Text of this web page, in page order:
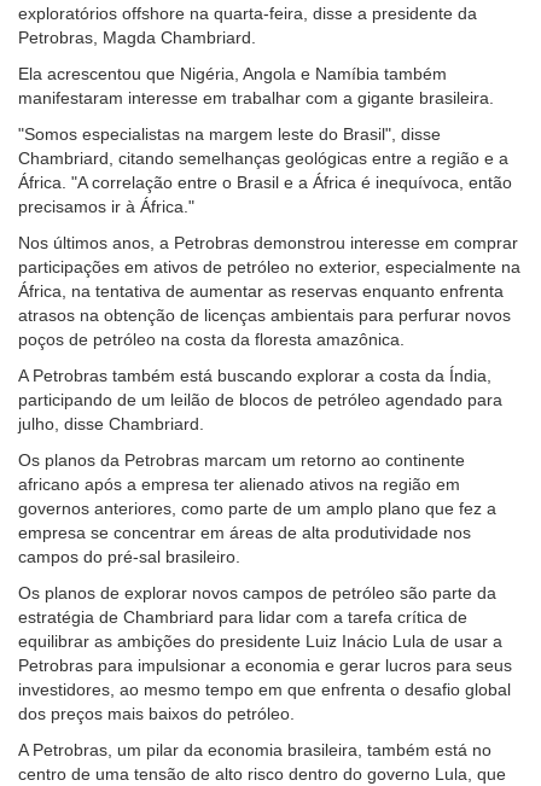
exploratórios offshore na quarta-feira, disse a presidente da
Petrobras, Magda Chambriard.
Ela acrescentou que Nigéria, Angola e Namíbia também
manifestaram interesse em trabalhar com a gigante brasileira.
"Somos especialistas na margem leste do Brasil", disse
Chambriard, citando semelhanças geológicas entre a região e a
África. "A correlação entre o Brasil e a África é inequívoca, então
precisamos ir à África."
Nos últimos anos, a Petrobras demonstrou interesse em comprar
participações em ativos de petróleo no exterior, especialmente na
África, na tentativa de aumentar as reservas enquanto enfrenta
atrasos na obtenção de licenças ambientais para perfurar novos
poços de petróleo na costa da floresta amazônica.
A Petrobras também está buscando explorar a costa da Índia,
participando de um leilão de blocos de petróleo agendado para
julho, disse Chambriard.
Os planos da Petrobras marcam um retorno ao continente
africano após a empresa ter alienado ativos na região em
governos anteriores, como parte de um amplo plano que fez a
empresa se concentrar em áreas de alta produtividade nos
campos do pré-sal brasileiro.
Os planos de explorar novos campos de petróleo são parte da
estratégia de Chambriard para lidar com a tarefa crítica de
equilibrar as ambições do presidente Luiz Inácio Lula de usar a
Petrobras para impulsionar a economia e gerar lucros para seus
investidores, ao mesmo tempo em que enfrenta o desafio global
dos preços mais baixos do petróleo.
A Petrobras, um pilar da economia brasileira, também está no
centro de uma tensão de alto risco dentro do governo Lula, que